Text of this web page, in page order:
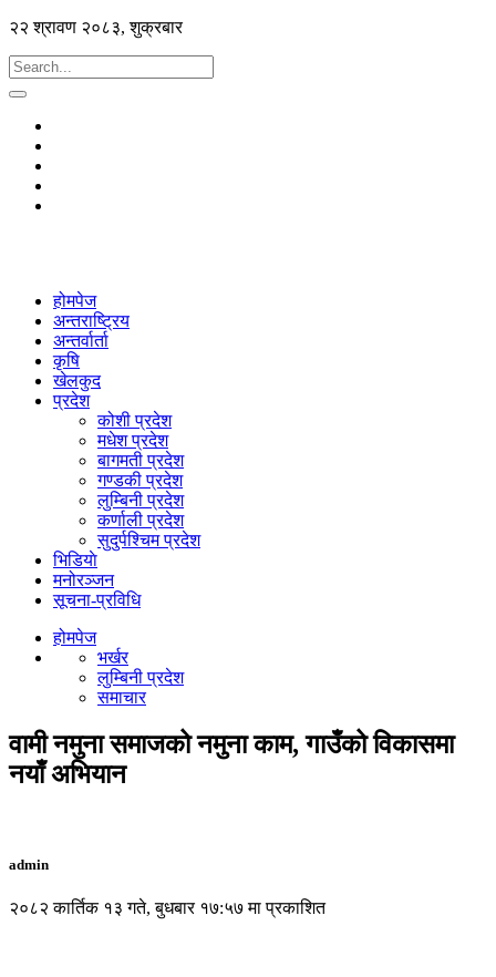
२२ श्रावण २०८३, शुक्रबार
होमपेज
अन्तराष्ट्रिय
अन्तर्वार्ता
कृषि
खेलकुद
प्रदेश
कोशी प्रदेश
मधेश प्रदेश
बागमती प्रदेश
गण्डकी प्रदेश
लुम्बिनी प्रदेश
कर्णाली प्रदेश
सुदुर्पश्चिम प्रदेश
भिडियाे
मनोरञ्जन
सूचना-प्रविधि
होमपेज
भर्खर
लुम्बिनी प्रदेश
समाचार
वामी नमुना समाजको नमुना काम, गाउँको विकासमा
नयाँ अभियान
admin
२०८२ कार्तिक १३ गते, बुधबार १७:५७ मा प्रकाशित